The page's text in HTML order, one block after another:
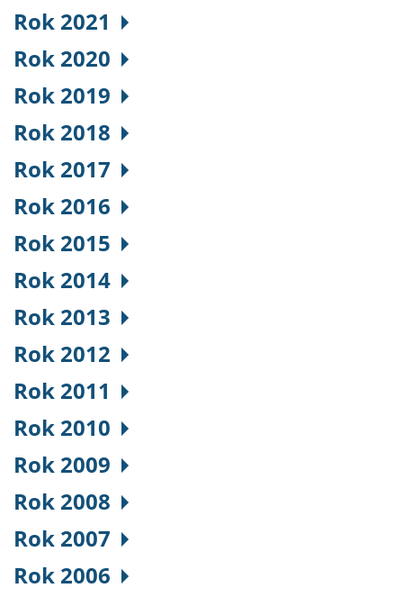
Rok 2021
Rok 2020
Rok 2019
Rok 2018
Rok 2017
Rok 2016
Rok 2015
Rok 2014
Rok 2013
Rok 2012
Rok 2011
Rok 2010
Rok 2009
Rok 2008
Rok 2007
Rok 2006